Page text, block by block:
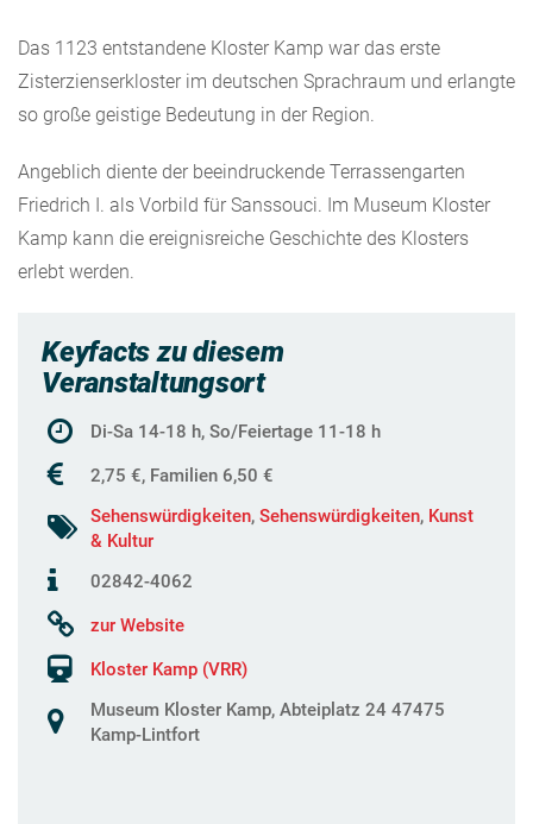
Das 1123 entstandene Kloster Kamp war das erste
Zisterzienserkloster im deutschen Sprachraum und erlangte
so große geistige Bedeutung in der Region.
Angeblich diente der beeindruckende Terrassengarten
Friedrich I. als Vorbild für Sanssouci. Im Museum Kloster
Kamp kann die ereignisreiche Geschichte des Klosters
erlebt werden.
Keyfacts zu diesem
Veranstaltungsort
Di-Sa 14-18 h, So/Feiertage 11-18 h
2,75 €, Familien 6,50 €
Sehenswürdigkeiten, Sehenswürdigkeiten, Kunst
& Kultur
02842-4062
zur Website
Kloster Kamp (VRR)
Museum Kloster Kamp, Abteiplatz 24 47475
Kamp-Lintfort